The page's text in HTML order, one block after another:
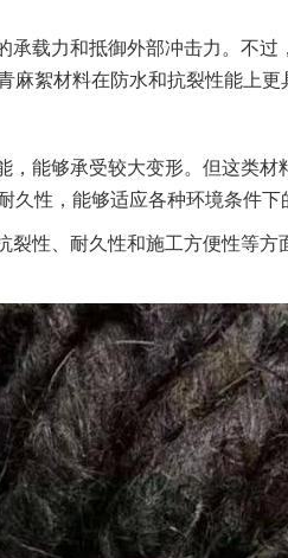
承载力和抵御外部冲击力。不
絮材料在防水和抗裂性能上更
，能够承受较大变形。但这类
性，能够适应各种环境条件下
裂性、耐久性和施工方便性等